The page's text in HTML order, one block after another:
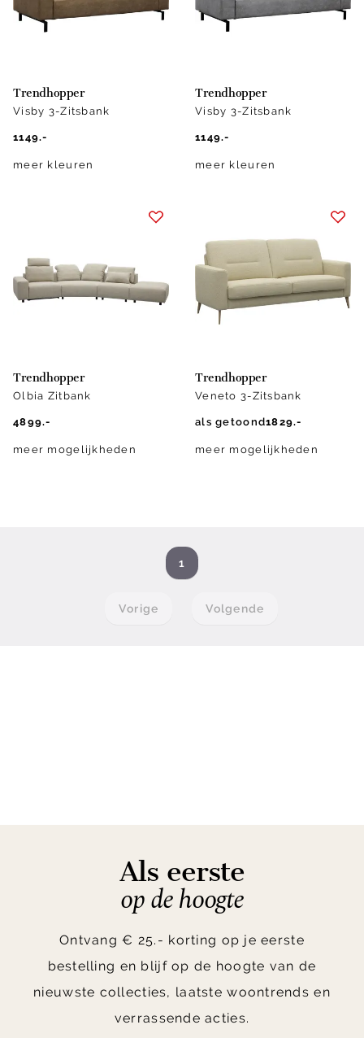
Trendhopper
Visby 3-Zitsbank
1149.-
meer kleuren
Trendhopper
Visby 3-Zitsbank
1149.-
meer kleuren
Trendhopper
Olbia Zitbank
4899.-
meer mogelijkheden
Trendhopper
Veneto 3-Zitsbank
als getoond1829.-
meer mogelijkheden
Vorige
1
Volgende
Als eerste
op de hoogte
Ontvang € 25.- korting op je eerste
bestelling en blijf op de hoogte van de
nieuwste collecties, laatste woontrends en
verrassende acties.